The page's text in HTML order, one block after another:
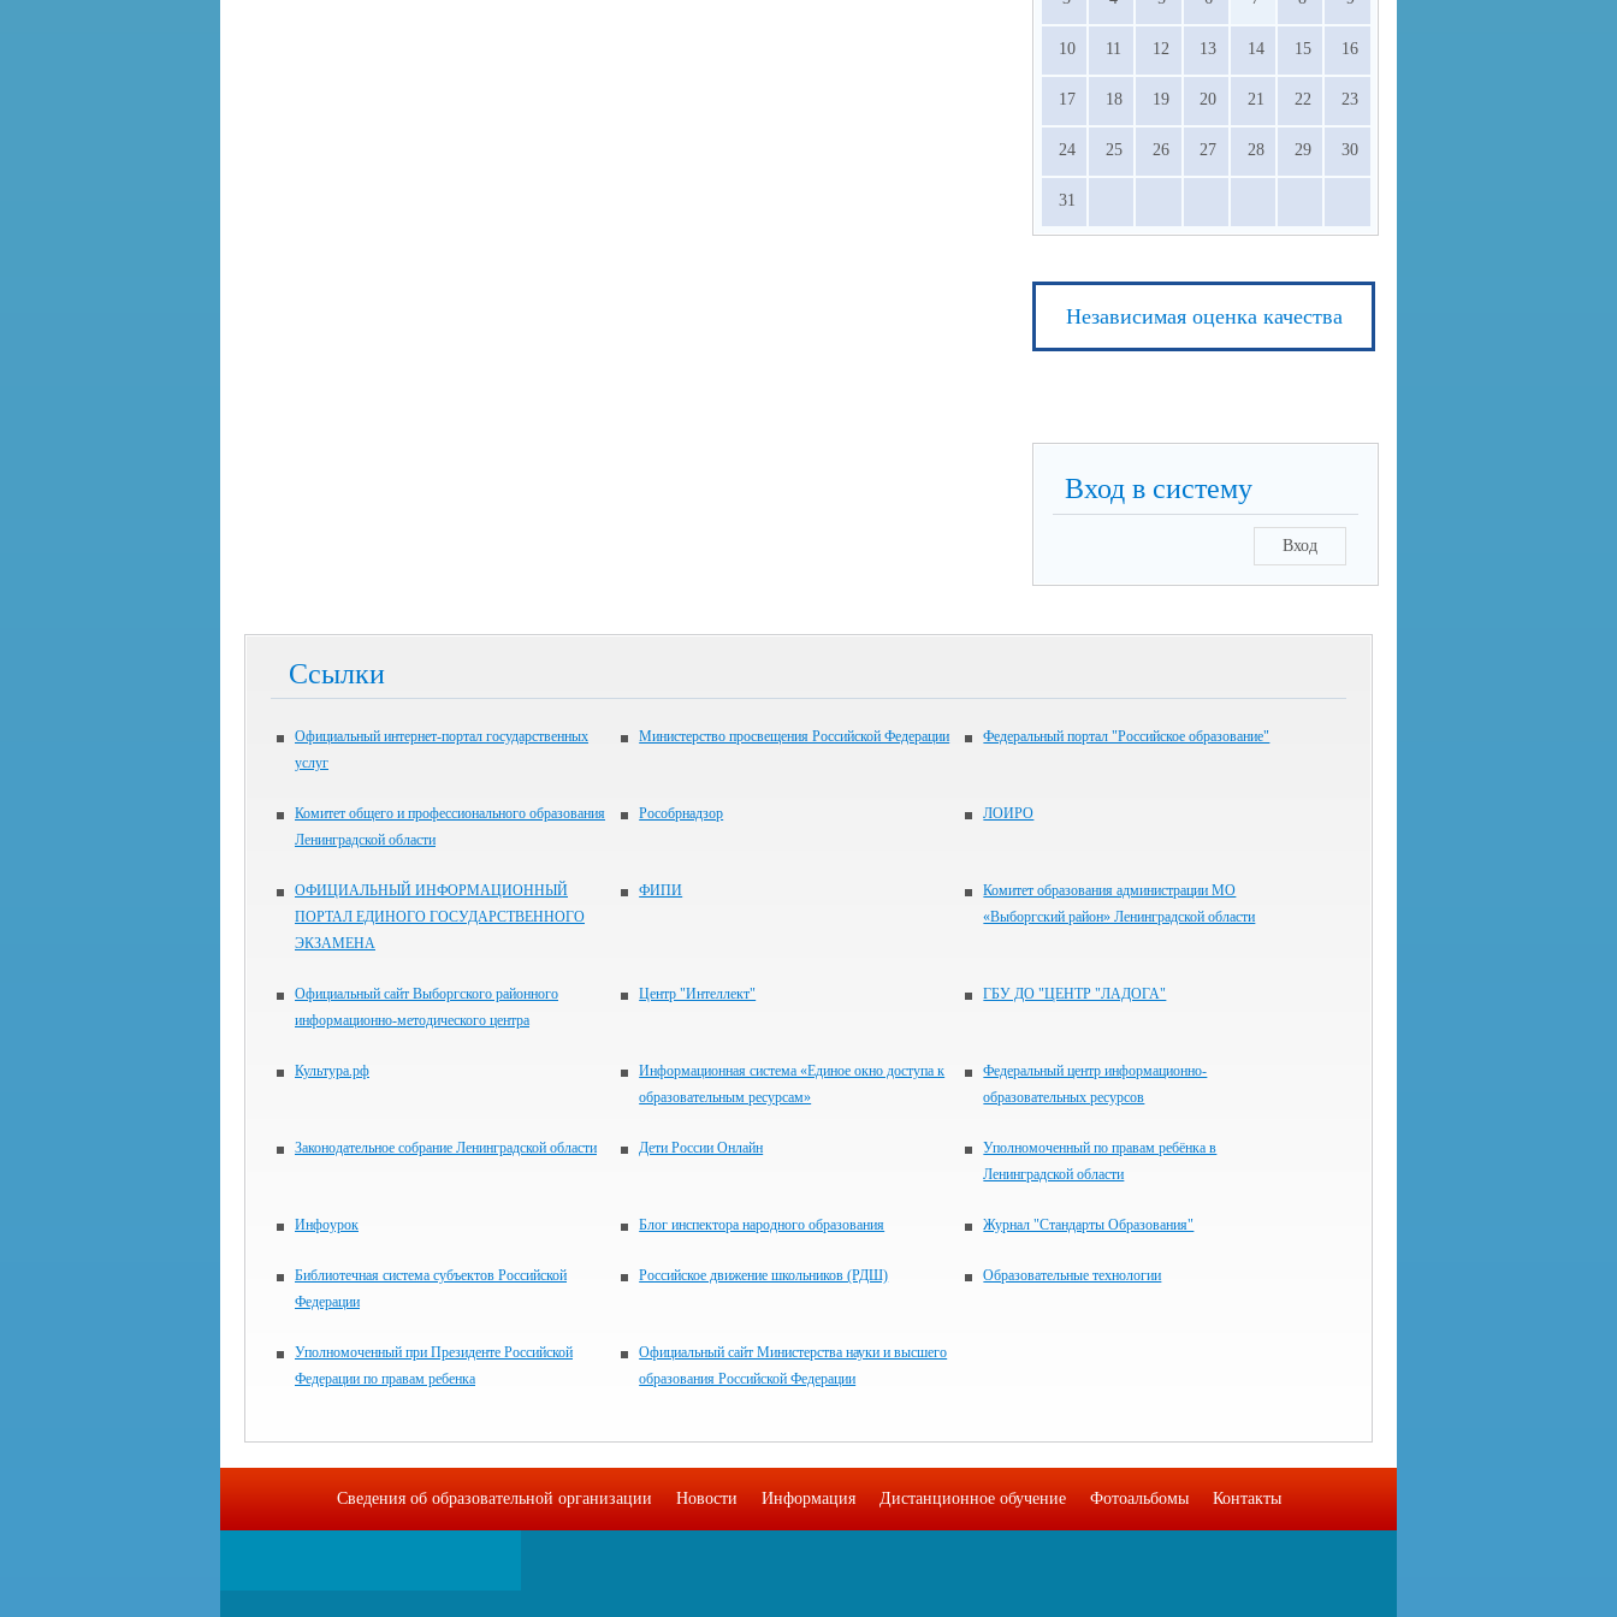
10 11 12 13 14 15 16
17 18 19 20 21 22 23
24 25 26 27 28 29 30
31
Независимая оценка качества
Вход в систему
Вход
Ссылки
Официальный интернет-портал государственных
услуг
Министерство просвещения Российской Федерации Федеральный портал "Российское образование"
Комитет общего и профессионального образования
Ленинградской области
Рособрнадзор ЛОИРО
ОФИЦИАЛЬНЫЙ ИНФОРМАЦИОННЫЙ
ПОРТАЛ ЕДИНОГО ГОСУДАРСТВЕННОГО
ЭКЗАМЕНА
ФИПИ
Комитет образования администрации МО
«Выборгский район» Ленинградской области
Официальный сайт Выборгского районного
информационно-методического центра
Центр "Интеллект" ГБУ ДО "ЦЕНТР "ЛАДОГА"
Культура.рф
Информационная система «Единое окно доступа к
образовательным ресурсам»
Федеральный центр информационно-
образовательных ресурсов
Законодательное собрание Ленинградской области Дети России Онлайн
Уполномоченный по правам ребёнка в
Ленинградской области
Инфоурок Блог инспектора народного образования Журнал "Стандарты Образования"
Библиотечная система субъектов Российской
Федерации
Российское движение школьников (РДШ) Образовательные технологии
Уполномоченный при Президенте Российской
Федерации по правам ребенка
Официальный сайт Министерства науки и высшего
образования Российской Федерации
Сведения об образовательной организации Новости Информация Дистанционное обучение Фотоальбомы Контакты